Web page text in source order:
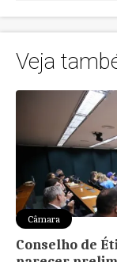
Veja
Câmara
Conselho de